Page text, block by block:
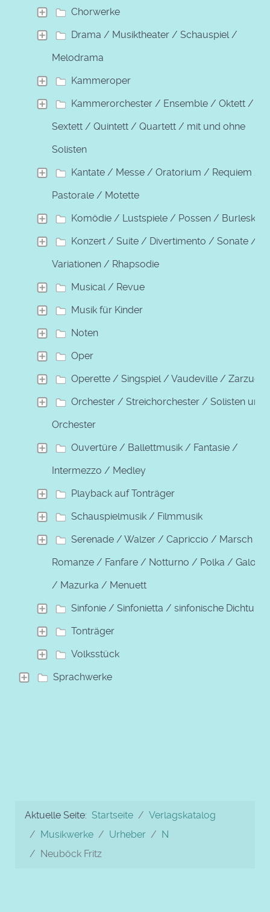
Chorwerke
Drama / Musiktheater / Schauspiel /
Melodrama
Kammeroper
Kammerorchester / Ensemble / Oktett /
Sextett / Quintett / Quartett / mit und ohne
Solisten
Kantate / Messe / Oratorium / Requiem /
Pastorale / Motette
Komödie / Lustspiele / Possen / Burleske
Konzert / Suite / Divertimento / Sonate /
Variationen / Rhapsodie
Musical / Revue
Musik für Kinder
Noten
Oper
Operette / Singspiel / Vaudeville / Zarzuela
Orchester / Streichorchester / Solisten und
Orchester
Ouvertüre / Ballettmusik / Fantasie /
Intermezzo / Medley
Playback auf Tonträger
Schauspielmusik / Filmmusik
Serenade / Walzer / Capriccio / Marsch /
Romanze / Fanfare / Notturno / Polka / Galopp
/ Mazurka / Menuett
Sinfonie / Sinfonietta / sinfonische Dichtung
Tonträger
Volksstück
Sprachwerke
Aktuelle Seite: Startseite
Verlagskatalog
Musikwerke
Urheber
N
Neuböck Fritz